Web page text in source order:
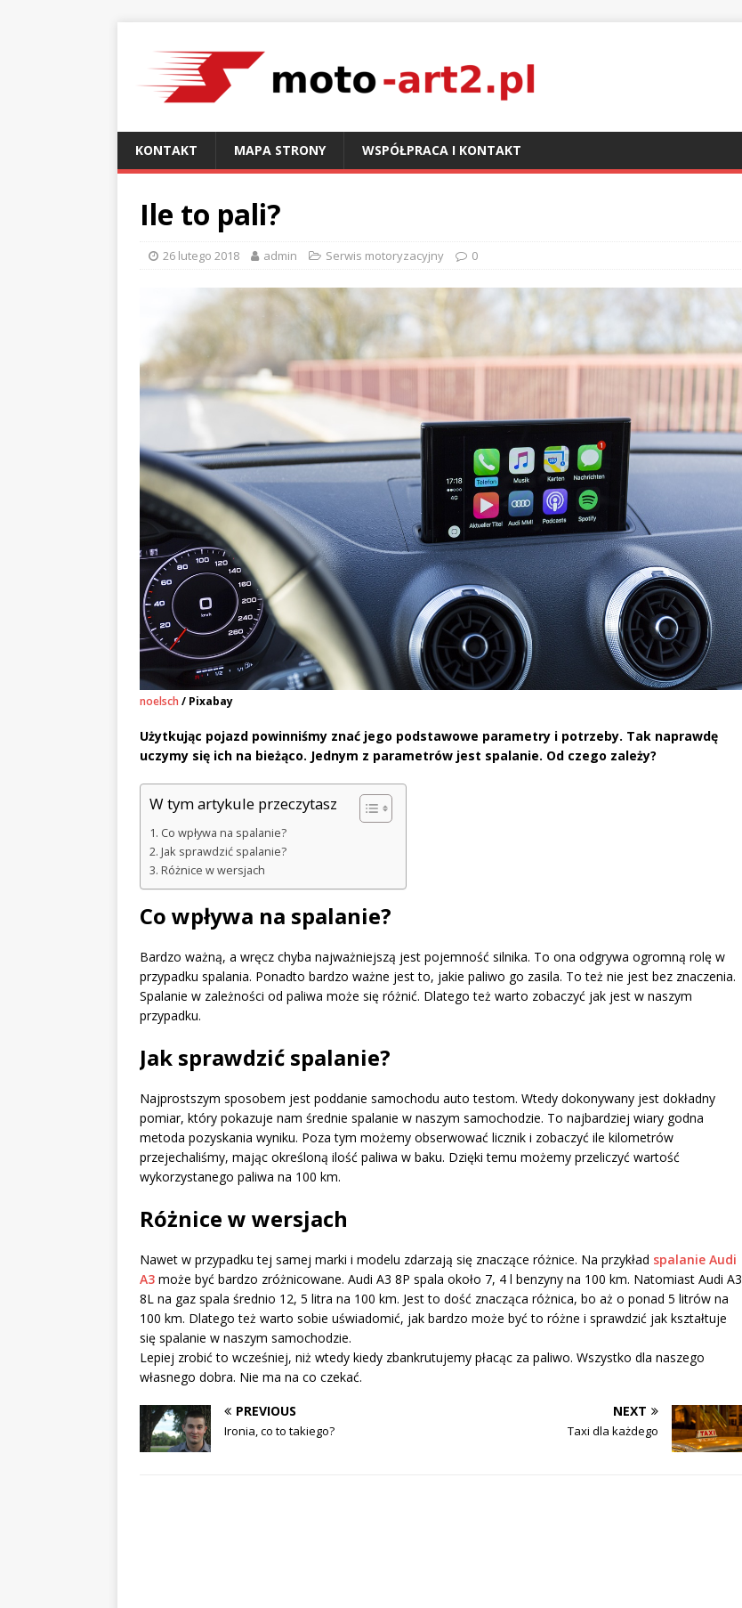
KONTAKT MAPA STRONY WSPÓŁPRACA I KONTAKT
Ile to pali?
26 lutego 2018 admin Serwis motoryzacyjny 0
noelsch / Pixabay
Użytkując pojazd powinniśmy znać jego podstawowe parametry i potrzeby. Tak naprawdę
uczymy się ich na bieżąco. Jednym z parametrów jest spalanie. Od czego zależy?
W tym artykule przeczytasz
Co wpływa na spalanie?
Jak sprawdzić spalanie?
Różnice w wersjach
Co wpływa na spalanie?
Bardzo ważną, a wręcz chyba najważniejszą jest pojemność silnika. To ona odgrywa ogromną rolę w
przypadku spalania. Ponadto bardzo ważne jest to, jakie paliwo go zasila. To też nie jest bez znaczenia.
Spalanie w zależności od paliwa może się różnić. Dlatego też warto zobaczyć jak jest w naszym
przypadku.
Jak sprawdzić spalanie?
Najprostszym sposobem jest poddanie samochodu auto testom. Wtedy dokonywany jest dokładny
pomiar, który pokazuje nam średnie spalanie w naszym samochodzie. To najbardziej wiary godna
metoda pozyskania wyniku. Poza tym możemy obserwować licznik i zobaczyć ile kilometrów
przejechaliśmy, mając określoną ilość paliwa w baku. Dzięki temu możemy przeliczyć wartość
wykorzystanego paliwa na 100 km.
Różnice w wersjach
Nawet w przypadku tej samej marki i modelu zdarzają się znaczące różnice. Na przykład spalanie Audi
A3 może być bardzo zróżnicowane. Audi A3 8P spala około 7, 4 l benzyny na 100 km. Natomiast Audi A3
8L na gaz spala średnio 12, 5 litra na 100 km. Jest to dość znacząca różnica, bo aż o ponad 5 litrów na
100 km. Dlatego też warto sobie uświadomić, jak bardzo może być to różne i sprawdzić jak kształtuje
się spalanie w naszym samochodzie.
Lepiej zrobić to wcześniej, niż wtedy kiedy zbankrutujemy płacąc za paliwo. Wszystko dla naszego
własnego dobra. Nie ma na co czekać.
PREVIOUS
Ironia, co to takiego?
NEXT
Taxi dla każdego